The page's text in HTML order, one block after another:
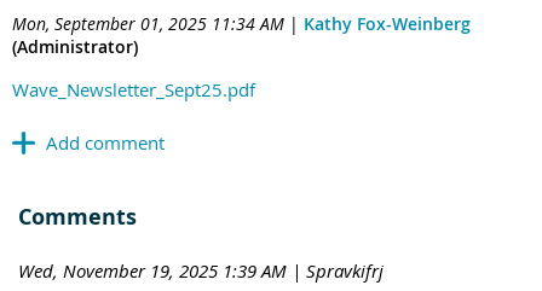
Mon, September 01, 2025 11:34 AM | Kathy Fox-Weinberg
(Administrator)
Wave_Newsletter_Sept25.pdf
Comments
Wed, November 19, 2025 1:39 AM | Spravkifrj